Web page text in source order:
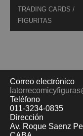
TRADING CARDS /
FIGURITAS
Correo electrónico
Teléfono
011-3234-0835
Dirección
Av. Roque Saenz